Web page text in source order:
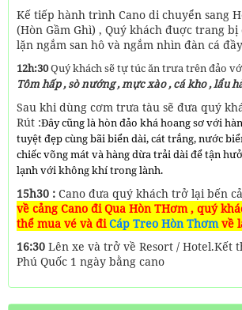
Kế tiếp hành trình Cano di chuyển sang
(Hòn Gầm Ghì) , Quý khách đuợc trang
lặn ngắm san hô và ngắm nhìn đàn cá
12h:30Quý khách sẽ tự túc ăn trưa trên đảo
Tôm hấp , sò nướng , mực xào , cá kho , lẩu
Sau khi dùng cơm trưa tàu sẽ đưa quý
Rút :Đây cũng là hòn đảo khá hoang sơ với
tuyệt đẹp cùng bãi biển dài, cát trắng, nước
chiếc võng mát và hàng dừa trải dài để tận
lạnh với không khí trong lành.
15h30 : Cano đưa quý khách trở lại bến
về cảng Cano đi Qua Hòn THơm , quý
thể mua vé và điCáp Treo Hòn Thơmvề
16:30 Lên xe và trở về Resort / Hotel.Kết
Phú Quốc 1 ngày bằng cano